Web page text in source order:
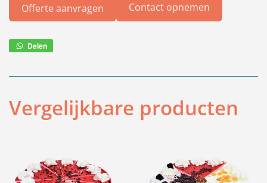
Offerte aanvragen Contact opnemen
Delen
Vergelijkbare producten